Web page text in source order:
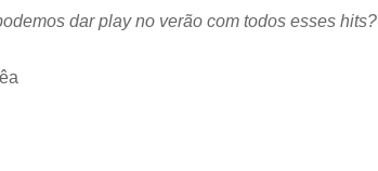
dar play no verão com todos esses hits?